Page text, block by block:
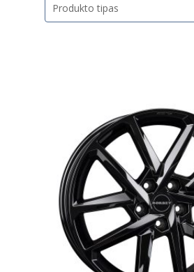
Produkto tipas